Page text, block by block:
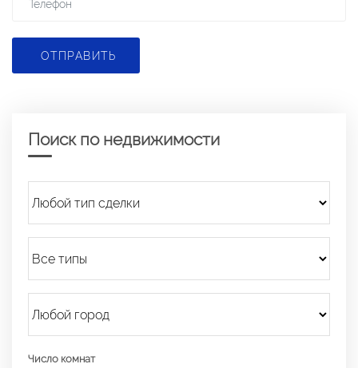
ОТПРАВИТЬ
Поиск по недвижимости
Число комнат